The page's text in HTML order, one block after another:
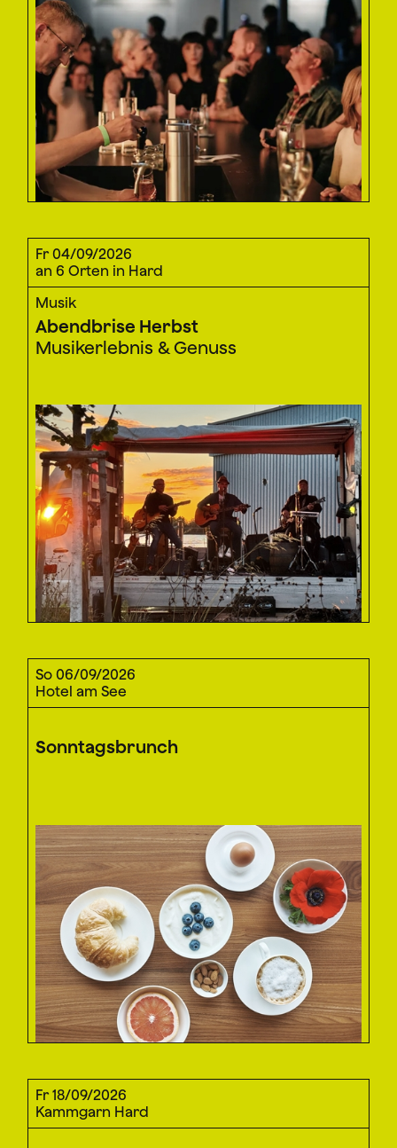
Fr 04/09/2026
an 6 Orten in Hard
Musik
Abendbrise Herbst
Musikerlebnis & Genuss
So 06/09/2026
Hotel am See
Sonntagsbrunch
Fr 18/09/2026
Kammgarn Hard